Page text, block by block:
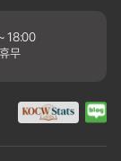
18:00
휴무